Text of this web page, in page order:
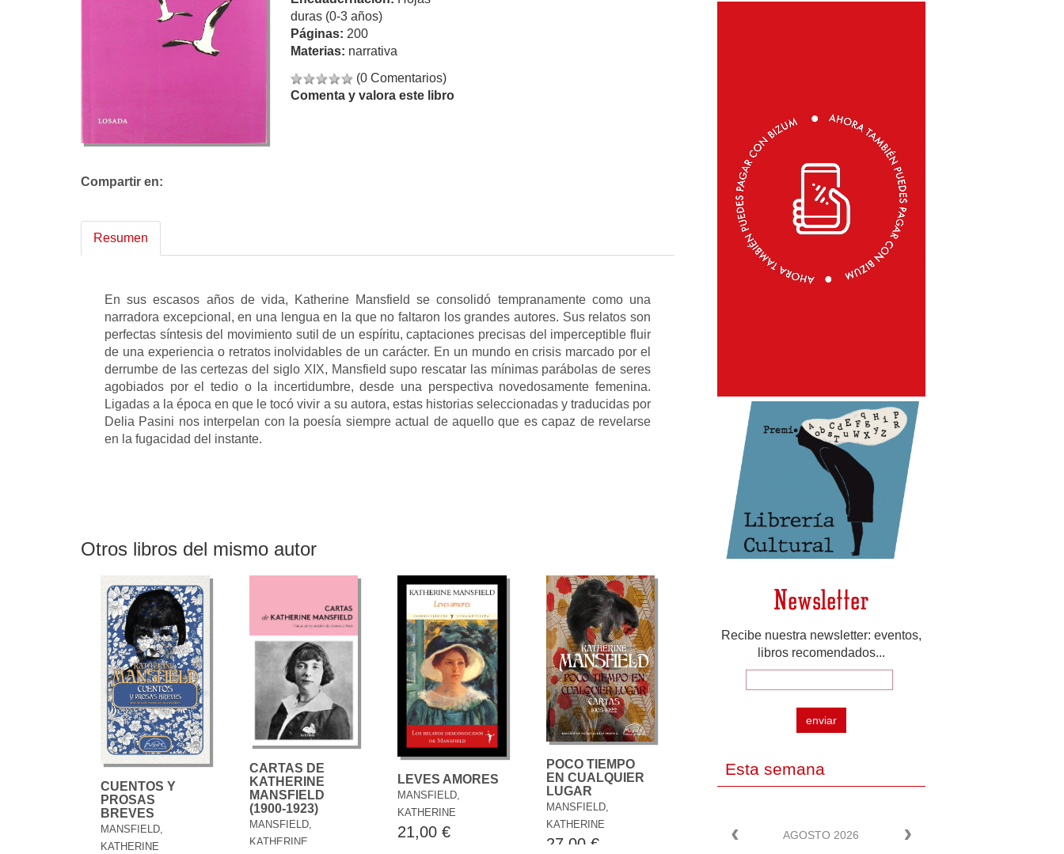
duras (0-3 años)
Páginas: 200
Materias: narrativa
(0 Comentarios)
Comenta y valora este libro
Compartir en:
Resumen
En sus escasos años de vida, Katherine Mansfield se consolidó tempranamente como una
narradora excepcional, en una lengua en la que no faltaron los grandes autores. Sus relatos son
perfectas síntesis del movimiento sutil de un espíritu, captaciones precisas del imperceptible fluir
de una experiencia o retratos inolvidables de un carácter. En un mundo en crisis marcado por el
derrumbe de las certezas del siglo XIX, Mansfield supo rescatar las mínimas parábolas de seres
agobiados por el tedio o la incertidumbre, desde una perspectiva novedosamente femenina.
Ligadas a la época en que le tocó vivir a su autora, estas historias seleccionadas y traducidas por
Delia Pasini nos interpelan con la poesía siempre actual de aquello que es capaz de revelarse
en la fugacidad del instante.
Otros libros del mismo autor
CUENTOS Y
PROSAS
BREVES
MANSFIELD,
KATHERINE
CARTAS DE
KATHERINE
MANSFIELD
(1900-1923)
MANSFIELD,
KATHERINE
LEVES AMORES
MANSFIELD,
KATHERINE
21,00 €
POCO TIEMPO
EN CUALQUIER
LUGAR
MANSFIELD,
KATHERINE
27,00 €
Newsletter
Recibe nuestra newsletter: eventos,
libros recomendados...
enviar
Esta semana
AGOSTO 2026